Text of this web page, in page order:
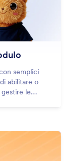
semplici
abilitare o
le